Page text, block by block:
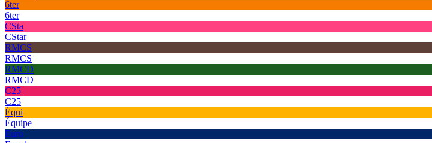
6ter
6ter
CSta
CStar
RMCS
RMCS
RMCD
RMCD
C25
C25
Équi
Équipe
Euro